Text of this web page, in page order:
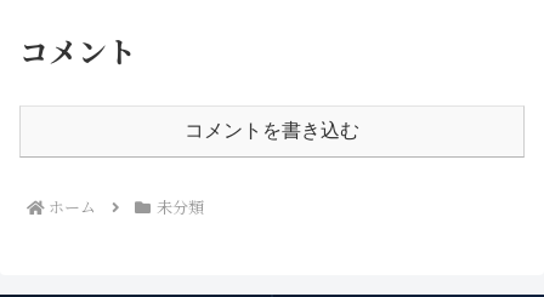
コメント
コメントを書き込む
ホーム 未分類